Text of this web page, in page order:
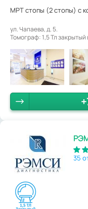
МРТ стопы (2 стопы) с
ул. Чапаева, д. 5.
Томограф: 1,5 Тл
35